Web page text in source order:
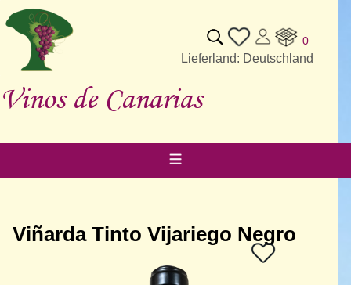
Vinos de Canarias
0
Lieferland: Deutschland
Viñarda Tinto Vijariego Negro